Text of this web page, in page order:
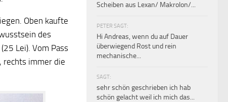
Oben kaufte
des
Lei). Vom Pass
rechts immer die
Scheiben aus Lexan/ Makrolon/...
PETER SAGT:
Hi Andreas, wenn du auf Dauer
überwiegend Rost und rein
mechanische...
SAGT:
sehr schön geschrieben ich hab
schön gelacht weil ich mich das...